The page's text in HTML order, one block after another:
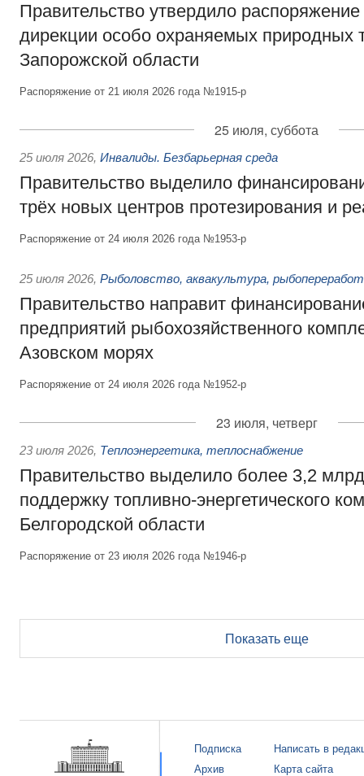
Правительство утвердило
дирекции особо охраняемых природных
Запорожской области
Распоряжение от 21 июля 2026 года №1915-р
25 июля, суббота
25 июля 2026, Инвалиды. Безбарьерная среда
Правительство выделило
трёх новых центров протезирования и
Распоряжение от 24 июля 2026 года №1953-р
25 июля 2026, Рыболовство, аквакультура,
Правительство направит
предприятий рыбохозяйственного
Азовском морях
Распоряжение от 24 июля 2026 года №1952-р
23 июля, четверг
23 июля 2026, Теплоэнергетика, теплоснабжение
Правительство выделило более 3,2
поддержку топливно-энергетического
Белгородской области
Распоряжение от 23 июля 2026 года №1946-р
Показать еще
Подписка
Архив
Написать в
Карта сайта